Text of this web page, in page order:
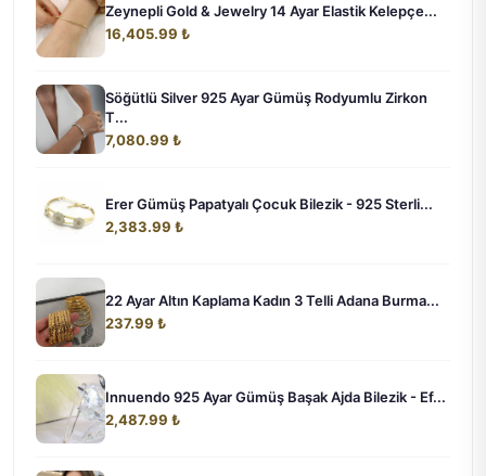
Zeynepli Gold & Jewelry 14 Ayar Elastik Kelepçe...
16,405.99 ₺
Söğütlü Silver 925 Ayar Gümüş Rodyumlu Zirkon
T...
7,080.99 ₺
Erer Gümüş Papatyalı Çocuk Bilezik - 925 Sterli...
2,383.99 ₺
22 Ayar Altın Kaplama Kadın 3 Telli Adana Burma...
237.99 ₺
Innuendo 925 Ayar Gümüş Başak Ajda Bilezik - Ef...
2,487.99 ₺